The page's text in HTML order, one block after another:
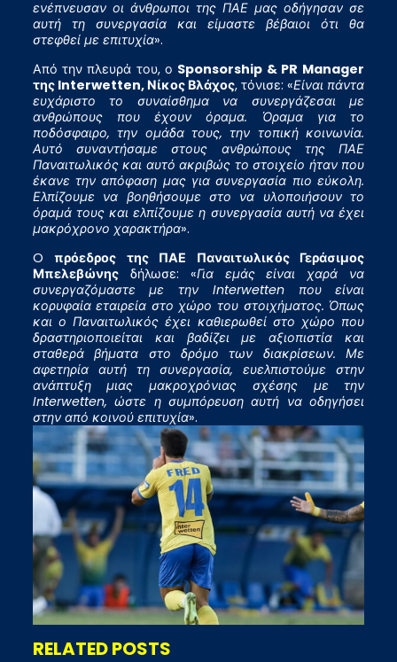
ενέπνευσαν οι άνθρωποι της ΠΑΕ μας οδήγησαν σε
αυτή τη συνεργασία και είμαστε βέβαιοι ότι θα
στεφθεί με επιτυχία».
Από την πλευρά του, ο Sponsorship & PR Manager
της Interwetten, Νίκος Βλάχος, τόνισε: «Είναι πάντα
ευχάριστο το συναίσθημα να συνεργάζεσαι με
ανθρώπους που έχουν όραμα. Όραμα για το
ποδόσφαιρο, την ομάδα τους, την τοπική κοινωνία.
Αυτό συναντήσαμε στους ανθρώπους της ΠΑΕ
Παναιτωλικός και αυτό ακριβώς το στοιχείο ήταν που
έκανε την απόφαση μας για συνεργασία πιο εύκολη.
Ελπίζουμε να βοηθήσουμε στο να υλοποιήσουν το
όραμά τους και ελπίζουμε η συνεργασία αυτή να έχει
μακρόχρονο χαρακτήρα».
O πρόεδρος της ΠΑΕ Παναιτωλικός Γεράσιμος
Μπελεβώνηςδήλωσε: «Για εμάς είναι χαρά να
συνεργαζόμαστε με την Interwetten που είναι
κορυφαία εταιρεία στο χώρο του στοιχήματος. Όπως
και ο Παναιτωλικός έχει καθιερωθεί στο χώρο που
δραστηριοποιείται και βαδίζει με αξιοπιστία και
σταθερά βήματα στο δρόμο των διακρίσεων. Με
αφετηρία αυτή τη συνεργασία, ευελπιστούμε στην
ανάπτυξη μιας μακροχρόνιας σχέσης με την
Interwetten, ώστε η συμπόρευση αυτή να οδηγήσει
στην από κοινού επιτυχία».
RELATED POSTS